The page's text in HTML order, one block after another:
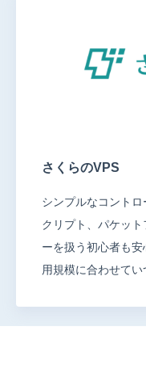
さくらのVPS
シンプルなコント
クリプト、パケッ
ーを扱う初心者も
用規模に合わせてい